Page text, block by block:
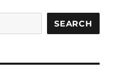
untuk
Anak
Sekolah
SEARCH